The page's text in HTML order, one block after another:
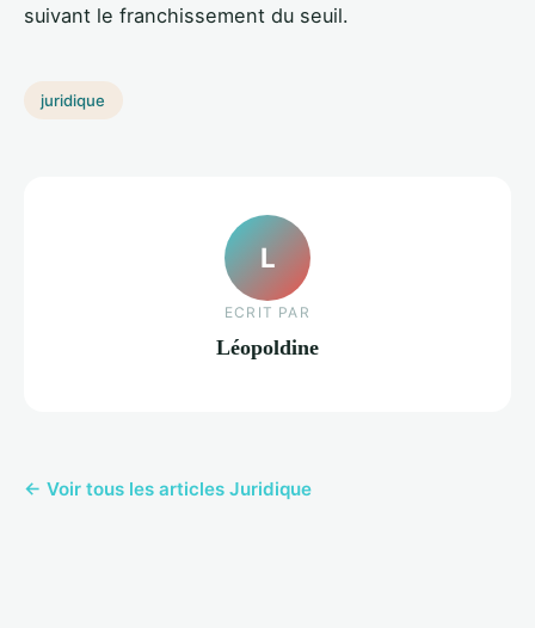
suivant le franchissement du seuil.
juridique
L
ECRIT PAR
Léopoldine
← Voir tous les articles Juridique